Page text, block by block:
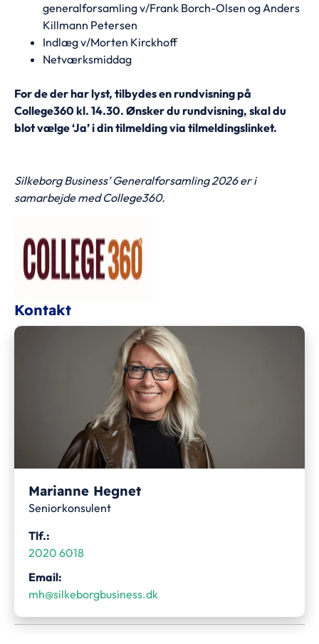
generalforsamling v/Frank Borch-Olsen og Anders
Killmann Petersen
Indlæg v/Morten Kirckhoff
Netværksmiddag
For de der har lyst, tilbydes en rundvisning på
College360 kl. 14.30. Ønsker du rundvisning, skal du
blot vælge ‘Ja’ i din tilmelding via tilmeldingslinket.
Silkeborg Business’ Generalforsamling 2026 er i
samarbejde med College360.
Kontakt
Marianne Hegnet
Seniorkonsulent
Tlf.:
2020 6018
Email:
mh@silkeborgbusiness.dk